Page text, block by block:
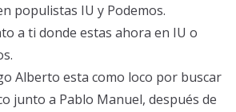
populistas IU y Podemos.
a ti donde estas ahora en IU o
Alberto esta como loco por buscar
junto a Pablo Manuel, después de